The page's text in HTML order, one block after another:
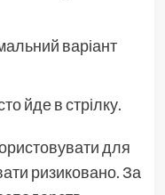
варіант
йде в стрілку.
для
ризиковано. За